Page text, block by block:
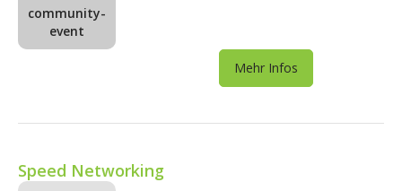
community-
event
Mehr Infos
Speed Networking